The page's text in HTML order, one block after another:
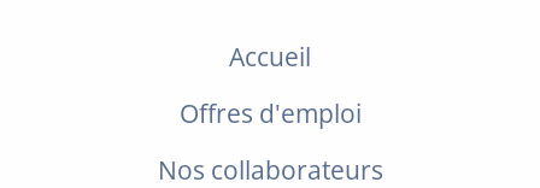
Accueil
Offres d'emploi
Nos collaborateurs